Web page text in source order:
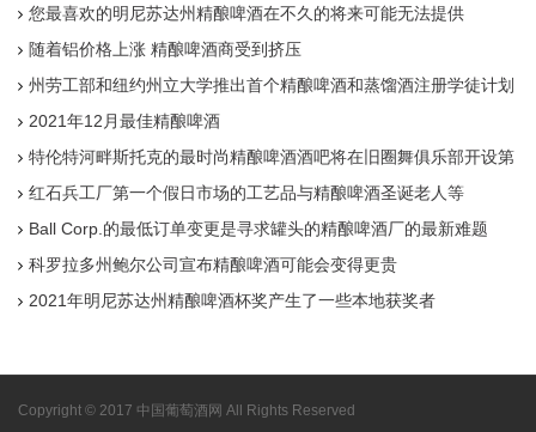
您最喜欢的明尼苏达州精酿啤酒在不久的将来可能无法提供
随着铝价格上涨 精酿啤酒商受到挤压
州劳工部和纽约州立大学推出首个精酿啤酒和蒸馏酒注册学徒计划
2021年12月最佳精酿啤酒
特伦特河畔斯托克的最时尚精酿啤酒酒吧将在旧圈舞俱乐部开设第
红石兵工厂第一个假日市场的工艺品与精酿啤酒圣诞老人等
Ball Corp.的最低订单变更是寻求罐头的精酿啤酒厂的最新难题
科罗拉多州鲍尔公司宣布精酿啤酒可能会变得更贵
2021年明尼苏达州精酿啤酒杯奖产生了一些本地获奖者
Copyright © 2017 中国葡萄酒网 All Rights Reserved